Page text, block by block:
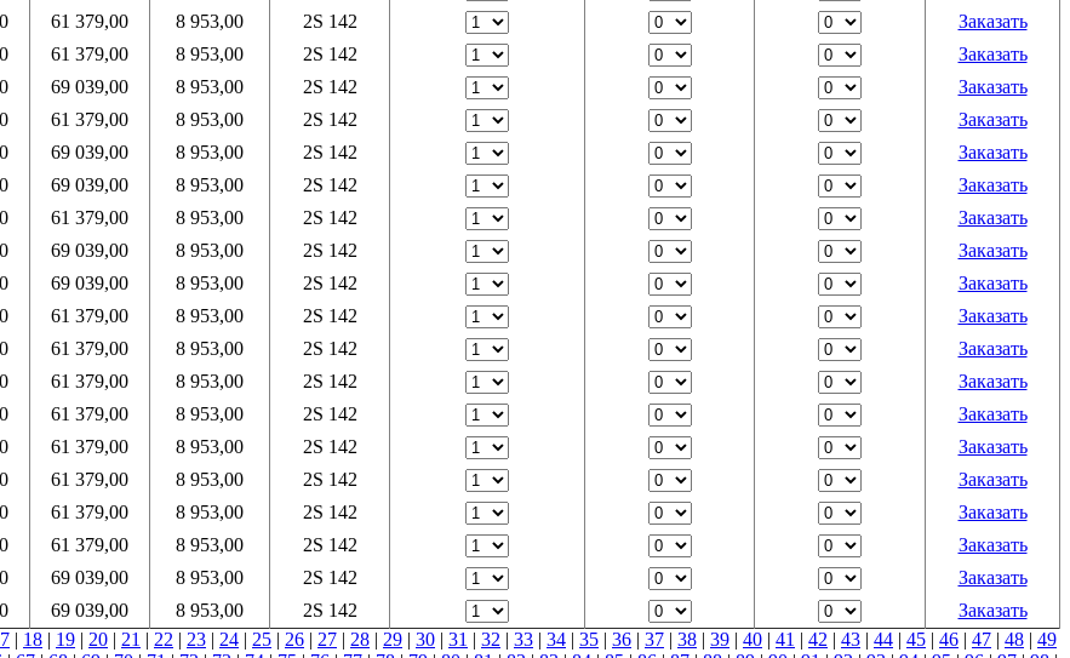
61 379,00 8 953,00 2S 142
Заказать
61 379,00 8 953,00 2S 142
Заказать
69 039,00 8 953,00 2S 142
Заказать
61 379,00 8 953,00 2S 142
Заказать
69 039,00 8 953,00 2S 142
Заказать
69 039,00 8 953,00 2S 142
Заказать
61 379,00 8 953,00 2S 142
Заказать
69 039,00 8 953,00 2S 142
Заказать
69 039,00 8 953,00 2S 142
Заказать
61 379,00 8 953,00 2S 142
Заказать
61 379,00 8 953,00 2S 142
Заказать
61 379,00 8 953,00 2S 142
Заказать
61 379,00 8 953,00 2S 142
Заказать
61 379,00 8 953,00 2S 142
Заказать
61 379,00 8 953,00 2S 142
Заказать
61 379,00 8 953,00 2S 142
Заказать
61 379,00 8 953,00 2S 142
Заказать
69 039,00 8 953,00 2S 142
Заказать
69 039,00 8 953,00 2S 142
Заказать
| 18 | 19 | 20 | 21 | 22 | 23 | 24 | 25 | 26 | 27 | 28 | 29 | 30 | 31 | 32 | 33 | 34 | 35 | 36 | 37 | 38 | 39 | 40 | 41 | 42 | 43 | 44 | 45 | 46 | 47 | 48 | 49